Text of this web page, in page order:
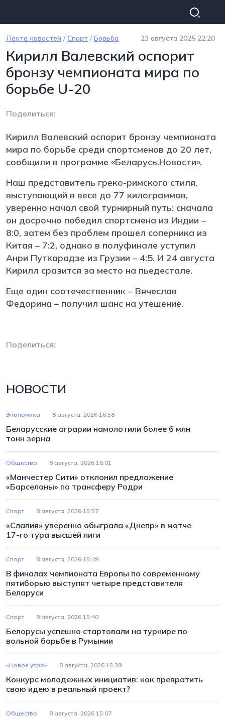
Лента новостей /Спорт /Борьба 23 августа 2025 22:20
Кирилл Валевский оспорит
бронзу чемпионата мира по
борьбе U-20
Поделиться:
Кирилл Валевский оспорит бронзу чемпионата
мира по борьбе среди спортсменов до 20 лет,
сообщили в программе «Беларусь.Новости».
Наш представитель греко-римского стиля,
выступающий в весе до 77 килограммов,
уверенно начал свой турнирный путь: сначала
он досрочно победил спортсмена из Индии –
8:0, затем без проблем прошел соперника из
Китая – 7:2, однако в полуфинале уступил
Анри Путкарадзе из Грузии – 4:5. И 24 августа
Кирилл сразится за место на пьедестале.
Еще один соотечественник – Вячеслав
Федорина – получил шанс на утешение.
Поделиться:
НОВОСТИ
Экономика 8 августа, 2026 16:58
Беларусские аграрии намолотили более 6 млн
тонн зерна
Общество 8 августа, 2026 16:01
«Манчестер Сити» отклонил предложение
«Барселоны» по трансферу Родри
Спорт 8 августа, 2026 15:57
«Славия» уверенно обыграла «Днепр» в матче
17-го тура высшей лиги
Спорт 8 августа, 2026 15:49
В финалах чемпионата Европы по современному
пятиборью выступят четыре представителя
Беларуси
Спорт 8 августа, 2026 15:40
Белорусы успешно стартовали на турнире по
вольной борьбе в Румынии
«Новое утро» 8 августа, 2026 15:39
Конкурс молодежных инициатив: как превратить
свою идею в реальный проект?
Общество 8 августа, 2026 15:07